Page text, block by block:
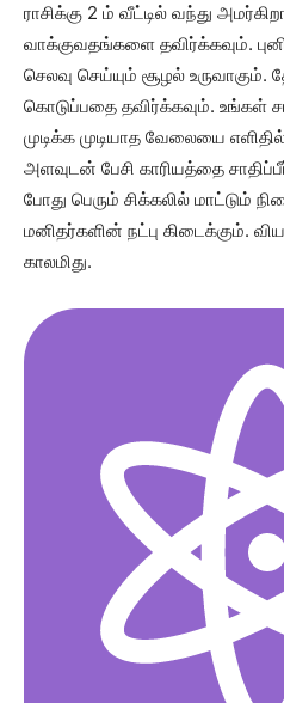
ராசிக்கு 2 ம் வீட்டில் வந்து
வாக்குவதங்களை தவிர்க்கவும்.
செலவு செய்யும் சூழல்
கொடுப்பதை தவிர்க்கவும். உங்கள்
முடிக்க முடியாத வேலையை
அளவுடன் பேசி காரியத்தை
போது பெரும் சிக்கலில் மாட்டும்
மனிதர்களின் நட்பு கிடைக்கும்.
காலமிது.